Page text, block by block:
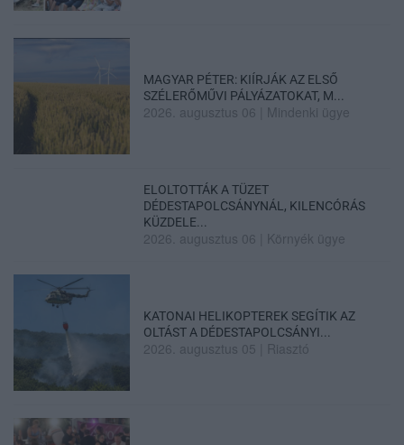
MAGYAR PÉTER: KIÍRJÁK AZ ELSŐ
SZÉLERŐMŰVI PÁLYÁZATOKAT, M...
2026. augusztus 06 Mindenki ügye
ELOLTOTTÁK A TÜZET
DÉDESTAPOLCSÁNYNÁL, KILENCÓRÁS
KÜZDELE...
2026. augusztus 06 Környék ügye
KATONAI HELIKOPTEREK SEGÍTIK AZ
OLTÁST A DÉDESTAPOLCSÁNYI...
2026. augusztus 05 Riasztó